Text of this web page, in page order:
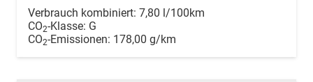
Verbrauch kombiniert: 7,80 l/100km
CO2-Klasse: G
CO2-Emissionen: 178,00 g/km